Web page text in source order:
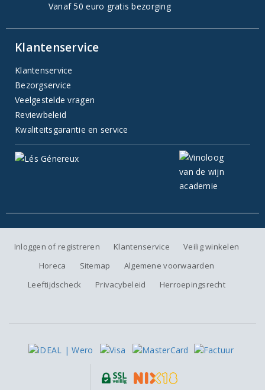
Vanaf 50 euro gratis bezorging
Klantenservice
Klantenservice
Bezorgservice
Veelgestelde vragen
Reviewbeleid
Kwaliteitsgarantie en service
Inloggen of registreren Klantenservice
Veilig winkelen
Horeca
Sitemap
Algemene voorwaarden
Leeftijdscheck
Privacybeleid Herroepingsrecht